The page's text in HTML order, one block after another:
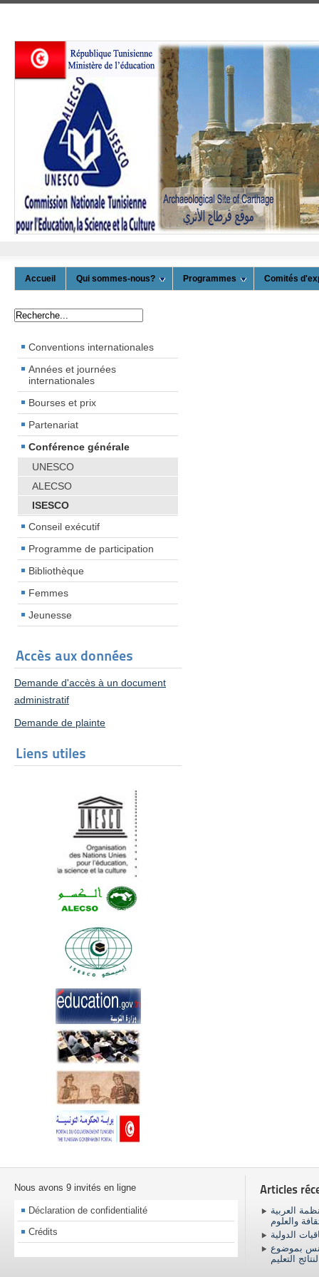
Accueil Qui sommes-nous? Programmes Comités
Conventions internationales
Années et journées
internationales
Bourses et prix
Partenariat
Conférence générale
UNESCO
ALECSO
ISESCO
Conseil exécutif
Programme de participation
Bibliothèque
Femmes
Jeunesse
Accès aux données
Demande d'accès à un document
administratif
Demande de plainte
Liens utiles
Nous avons 9 invités en ligne
Déclaration de confidentialité
Crédits
Articles
العربية
والعلوم
الدولية
بموضوع
التعليم